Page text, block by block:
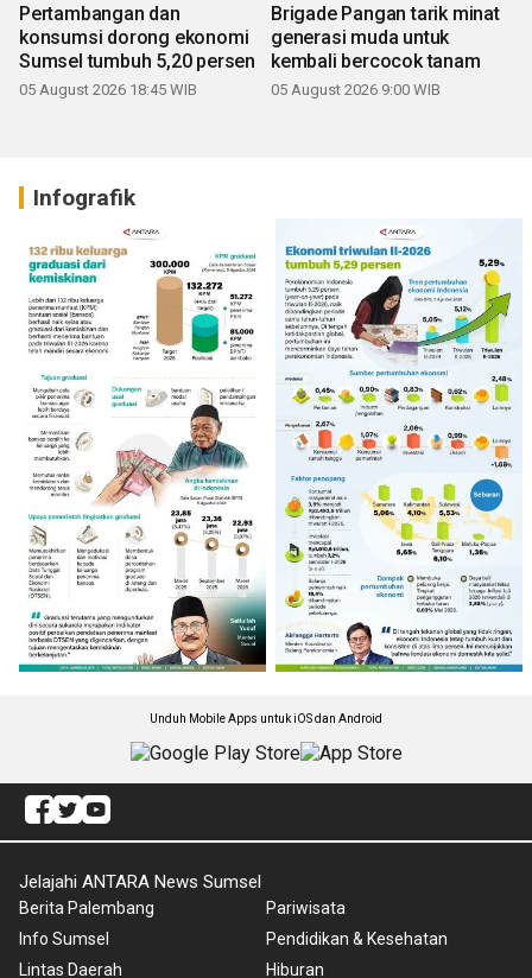
Pertambangan dan
konsumsi dorong ekonomi
Sumsel tumbuh 5,20 persen
05 August 2026 18:45 WIB
Brigade Pangan tarik minat
generasi muda untuk
kembali bercocok tanam
05 August 2026 9:00 WIB
Infografik
Unduh Mobile Apps untuk iOS dan Android
Jelajahi ANTARA News Sumsel
Berita Palembang
Info Sumsel
Lintas Daerah
Pariwisata
Pendidikan & Kesehatan
Hiburan